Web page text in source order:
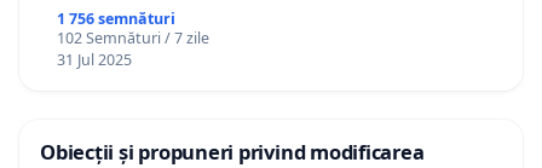
1 756 semnături
102 Semnături / 7 zile
31 Jul 2025
Obiecții și propuneri privind modificarea